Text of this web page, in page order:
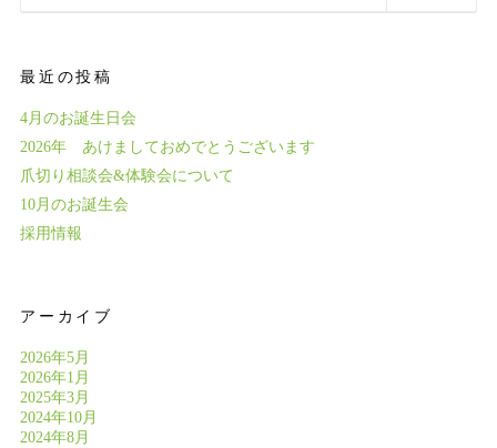
最近の投稿
4月のお誕生日会
2026年 あけましておめでとうございます
爪切り相談会&体験会について
10月のお誕生会
採用情報
アーカイブ
2026年5月
2026年1月
2025年3月
2024年10月
2024年8月